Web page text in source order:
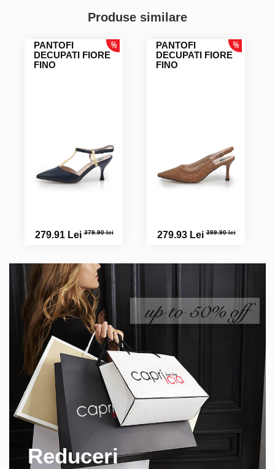
Produse similare
PANTOFI
DECUPATI FIORE
FINO
279.91 Lei379.90 lei
PANTOFI
DECUPATI FIORE
FINO
279.93 Lei399.90 lei
Reduceri